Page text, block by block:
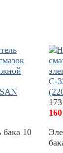
бака 10